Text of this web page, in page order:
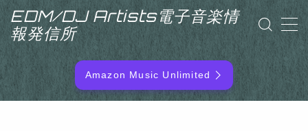
EDM/DJ Artists電子音楽情
報発信所
MENU
EDM/DJ/PD ARTIST
Amazon Music Unlimited